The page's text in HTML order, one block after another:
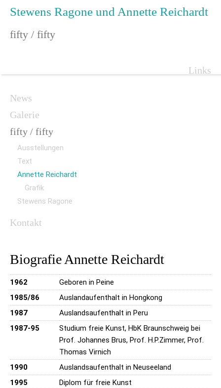
Stewens Ragone und Annette Reichardt
fifty / fifty
Links
Navigation
überspringen
News
Galerie
fifty / fifty
Ausstellungen
Text
Annette Reichardt
Grafik
Stewens Ragone
Kontakt
Biografie Annette Reichardt
1962
Geboren in Peine
1985/86
Auslandaufenthalt in Hongkong
1987
Auslandsaufenthalt in Peru
1987-95
Studium freie Kunst, HbK Braunschweig bei
Prof. Johannes Brus, Prof. H.P.Zimmer, Prof.
Thomas Virnich
1990
Auslandsaufenthalt in Neuseeland
1995
Diplom für freie Kunst